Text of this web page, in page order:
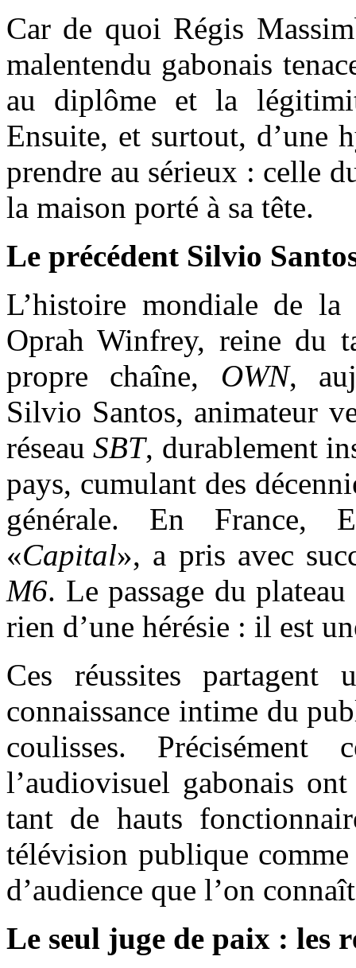
Car de quoi Régis
malentendu gabonais
au diplôme et la
Ensuite, et surtout, d’une
prendre au sérieux : celle
la maison porté à sa tête.
Le précédent Silvio
L’histoire mondiale de
Oprah Winfrey, reine du
propre chaîne, OWN,
Silvio Santos, animateur
réseauSBT, durablement
pays, cumulant des
générale. En France,
«Capital», a pris avec
M6. Le passage du
rien d’une hérésie : il est
Ces réussites
connaissance intime du
coulisses.
l’audiovisuel gabonais
tant de hauts
télévision publique
d’audience que l’on
Le seul juge de paix : les